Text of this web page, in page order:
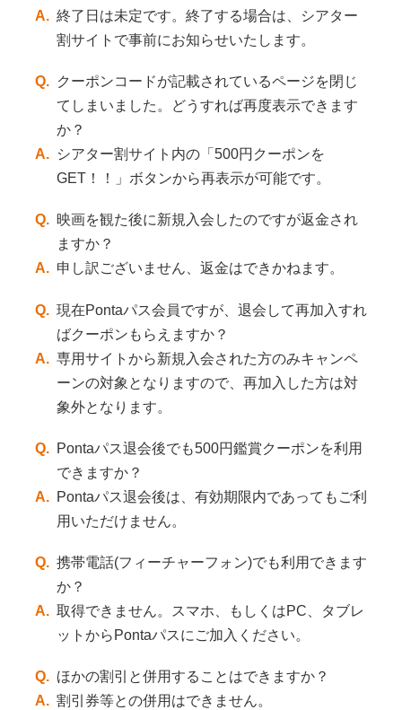
A. 終了日は未定です。終了する場合は、シアター
割サイトで事前にお知らせいたします。
Q. クーポンコードが記載されているページを閉じ
てしまいました。どうすれば再度表示できます
か？
A. シアター割サイト内の「500円クーポンを
GET！！」ボタンから再表示が可能です。
Q. 映画を観た後に新規入会したのですが返金され
ますか？
A. 申し訳ございません、返金はできかねます。
Q. 現在Pontaパス会員ですが、退会して再加入すれ
ばクーポンもらえますか？
A. 専用サイトから新規入会された方のみキャンペ
ーンの対象となりますので、再加入した方は対
象外となります。
Q. Pontaパス退会後でも500円鑑賞クーポンを利用
できますか？
A. Pontaパス退会後は、有効期限内であってもご利
用いただけません。
Q. 携帯電話(フィーチャーフォン)でも利用できます
か？
A. 取得できません。スマホ、もしくはPC、タブレ
ットからPontaパスにご加入ください。
Q. ほかの割引と併用することはできますか？
A. 割引券等との併用はできません。